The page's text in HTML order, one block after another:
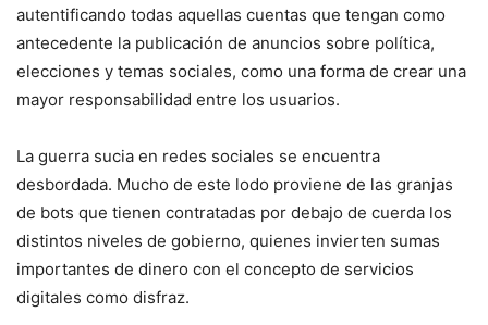
autentificando todas aquellas cuentas que tengan como
antecedente la publicación de anuncios sobre política,
elecciones y temas sociales, como una forma de crear una
mayor responsabilidad entre los usuarios.
La guerra sucia en redes sociales se encuentra
desbordada. Mucho de este lodo proviene de las granjas
de bots que tienen contratadas por debajo de cuerda los
distintos niveles de gobierno, quienes invierten sumas
importantes de dinero con el concepto de servicios
digitales como disfraz.